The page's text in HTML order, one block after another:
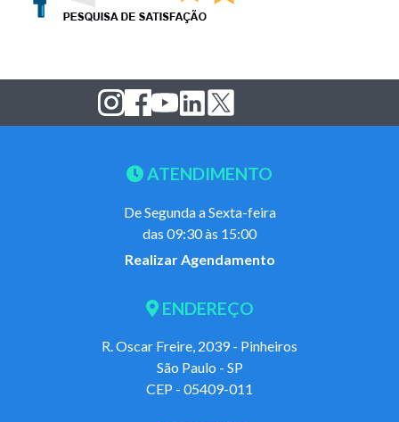
ATENDIMENTO
De Segunda a Sexta-feira
das 09:30 às 15:00
Realizar Agendamento
ENDEREÇO
R. Oscar Freire, 2039 - Pinheiros
São Paulo - SP
CEP - 05409-011